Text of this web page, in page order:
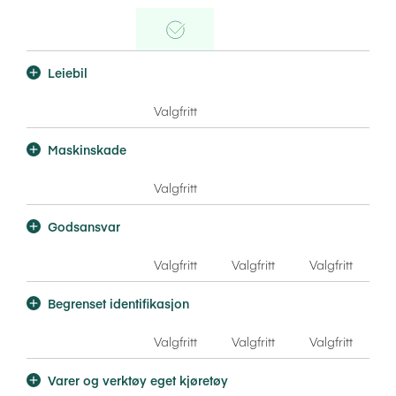
Kasko
Inkludert
Leiebil
Kasko
Valgfritt
Maskinskade
Kasko
Valgfritt
Godsansvar
Kasko
Valgfritt Delkasko
Valgfritt Ansvar
Valgfritt
Begrenset identifikasjon
Kasko
Valgfritt Delkasko
Valgfritt Ansvar
Valgfritt
Varer og verktøy eget kjøretøy